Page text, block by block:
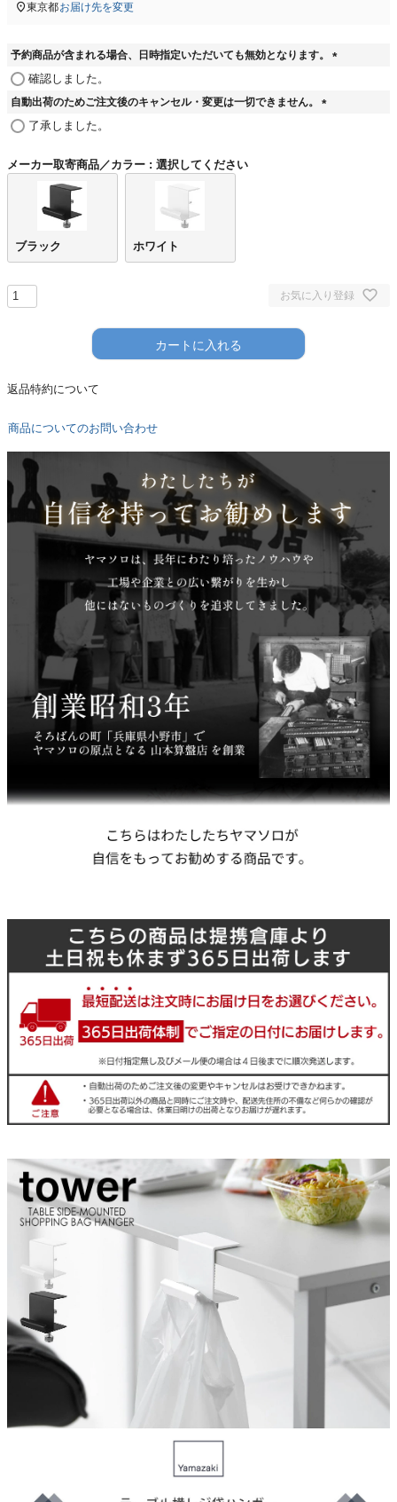
東京都お届け先を変更
予約商品が含まれる場合、日時指定いただいても無効となります。
確認しました。
自動出荷のためご注文後のキャンセル・変更は一切できません。
了承しました。
メーカー取寄商品／カラー 選択してください
ブラック ホワイト
お気に入り登録
カートに入れる
返品特約について
商品についてのお問い合わせ